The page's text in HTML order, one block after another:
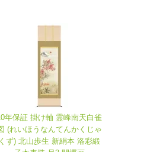
年保証 掛け軸 霊峰南天白雀
(れいほうなんてんかくじゃ
くず) 北山歩生 新絹本 洛彩緞